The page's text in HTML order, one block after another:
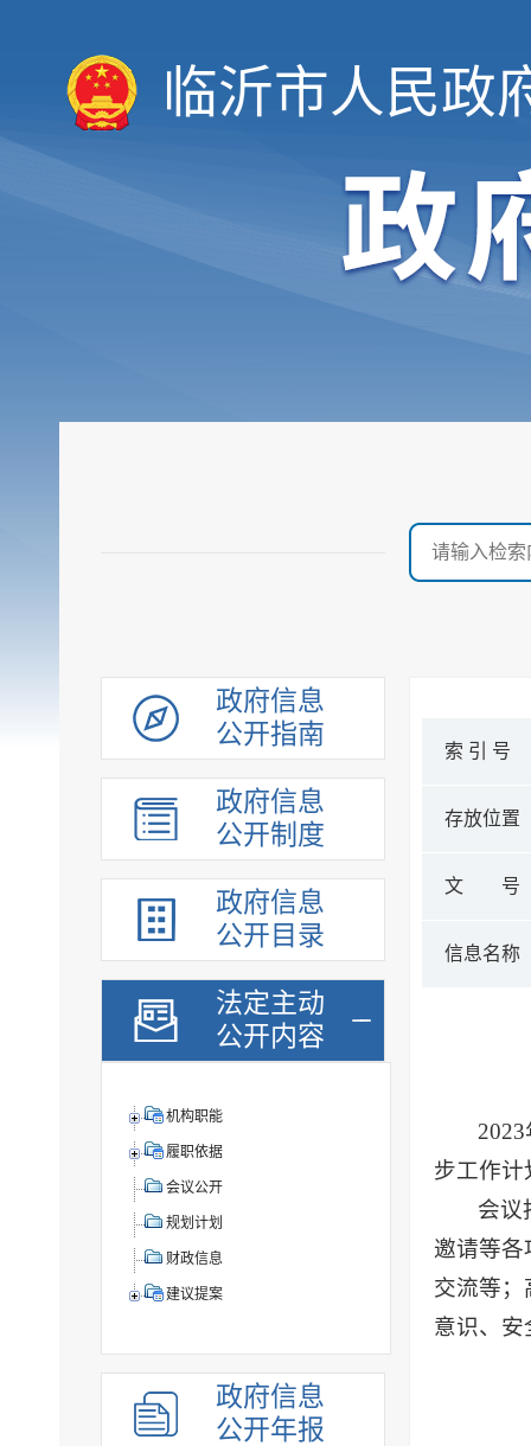
临沂市人民政
政府信息
公开指南
政府信息
公开制度
政府信息
公开目录
法定主动
公开内容
机构职能
履职依据
会议公开
规划计划
财政信息
建议提案
政府信息
公开年报
索 引 号
存放位置
文 号
信息名称
步工作计
会议
邀请等各
交流等；
意识、安